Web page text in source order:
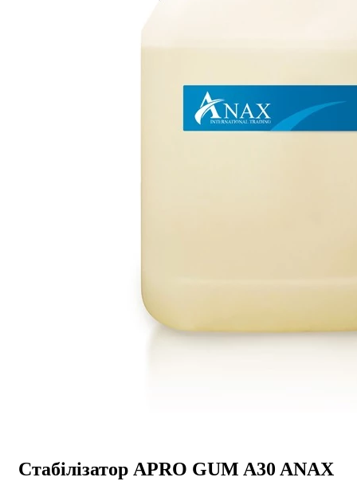
Стабілізатор APRO GUM A30 ANAX